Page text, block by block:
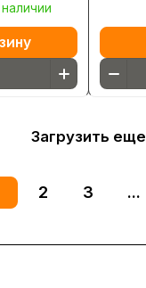
Загрузить еще
2 3 ...